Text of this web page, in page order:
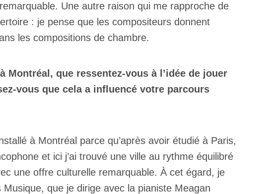
Une autre raison qui me rapproche de
: je pense que les compositeurs donnent
les compositions de chambre.
Montréal, que ressentez-vous à l’idée de jouer
vous que cela a influencé votre parcours
à Montréal parce qu’après avoir étudié à Paris,
et ici j’ai trouvé une ville au rythme équilibré
une offre culturelle remarquable. À cet égard, je
que je dirige avec la pianiste Meagan